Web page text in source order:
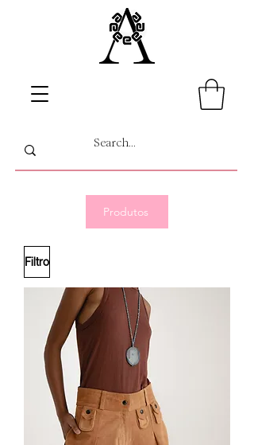
Produtos
Filtro